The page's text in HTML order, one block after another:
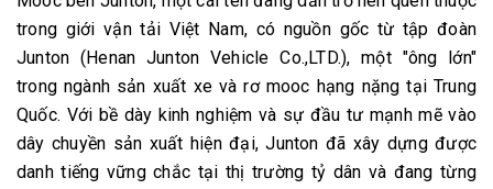
trong giới vận tải Việt Nam, có nguồn gốc từ tập đoàn
Junton (Henan Junton Vehicle Co.,LTD.), một "ông lớn"
trong ngành sản xuất xe và rơ mooc hạng nặng tại Trung
Quốc. Với bề dày kinh nghiệm và sự đầu tư mạnh mẽ vào
dây chuyền sản xuất hiện đại, Junton đã xây dựng được
danh tiếng vững chắc tại thị trường tỷ dân và đang từng